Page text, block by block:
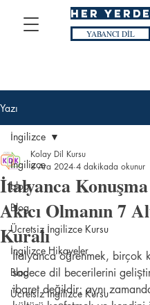
HER YERDE
YABANCI DİL
Yazı
İngilizce
blog
Blog
Ücretsiz İngilizce Kursu
İngilizce Hikayeler
Blog
Ücretsiz İngilizce Kursu
İngilizce
İtalyanca
Akıcı Olmanın 7
Kuralı
Kolay Dil Kursu
8 Ara 2024 4 dakikada okunur
İtalyanca öğrenmek, birçok
sadece dil becerilerini
ibaret değildir; aynı